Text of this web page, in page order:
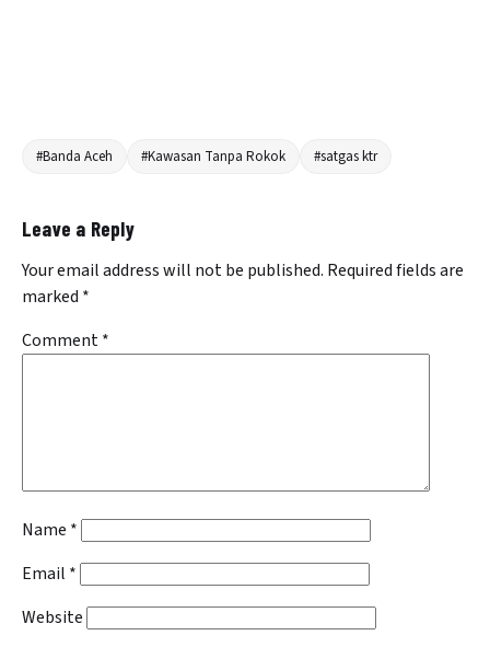
#Banda Aceh #Kawasan Tanpa Rokok #satgas ktr
Leave a Reply
Your email address will not be published. Required fields are
marked *
Comment*
Name *
Email *
Website